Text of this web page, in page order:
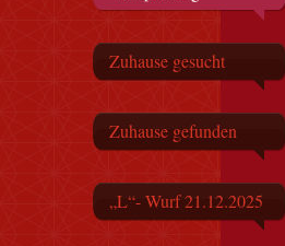
Zuhause gesucht
Zuhause gefunden
„L“- Wurf 21.12.2025